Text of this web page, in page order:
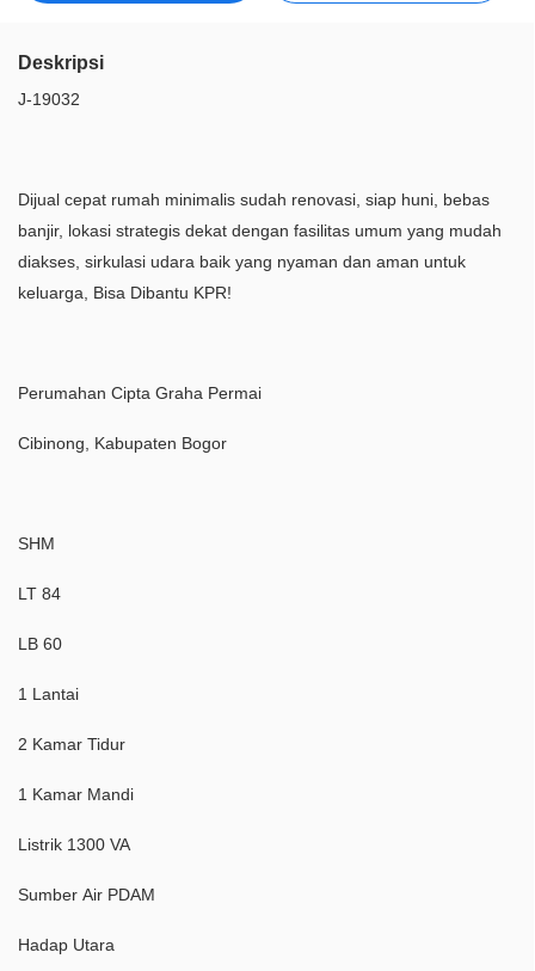
Deskripsi
J-19032
Dijual cepat rumah minimalis sudah renovasi, siap huni, bebas
banjir, lokasi strategis dekat dengan fasilitas umum yang mudah
diakses, sirkulasi udara baik yang nyaman dan aman untuk
keluarga, Bisa Dibantu KPR!
Perumahan Cipta Graha Permai
Cibinong, Kabupaten Bogor
SHM
LT 84
LB 60
1 Lantai
2 Kamar Tidur
1 Kamar Mandi
Listrik 1300 VA
Sumber Air PDAM
Hadap Utara